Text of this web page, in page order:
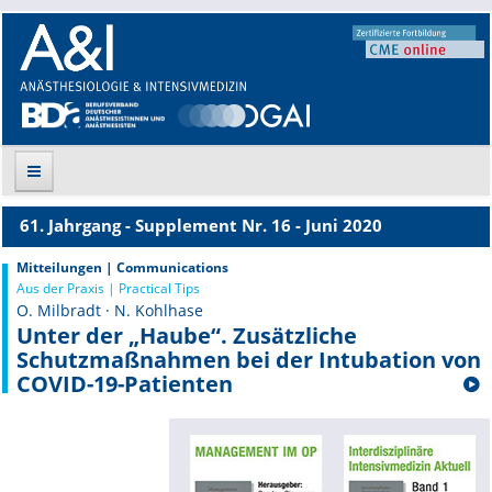
Suche
Aktuelle Ausgabe
Leitlinien
Archiv
Supplements OrphanAnesthesia
61. Jahrgang - Supplement Nr. 16 - Juni 2020
Mitteilungen | Communications
Aus der Praxis | Practical Tips
O. Milbradt · N. Kohlhase
Unter der „Haube“. Zusätzliche
Schutzmaßnahmen bei der Intubation von
COVID-19-Patienten